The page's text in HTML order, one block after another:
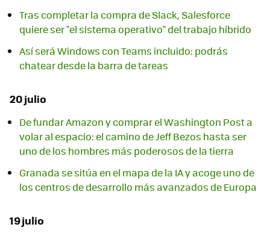
Tras completar la compra de Slack, Salesforce
quiere ser "el sistema operativo" del trabajo híbrido
Así será Windows con Teams incluido: podrás
chatear desde la barra de tareas
20 julio
De fundar Amazon y comprar el Washington Post a
volar al espacio: el camino de Jeff Bezos hasta ser
uno de los hombres más poderosos de la tierra
Granada se sitúa en el mapa de la IA y acoge uno de
los centros de desarrollo más avanzados de Europa
19 julio